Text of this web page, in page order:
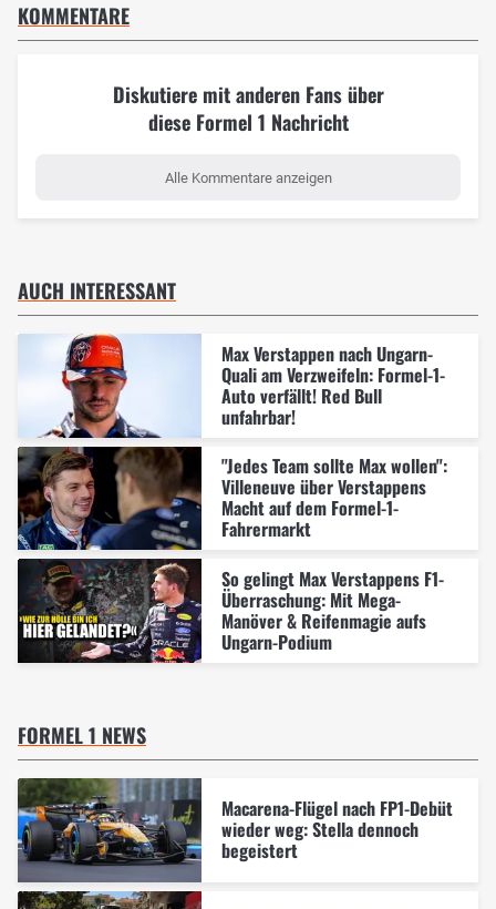
KOMMENTARE
Diskutiere mit anderen Fans über
diese Formel 1 Nachricht
Alle Kommentare anzeigen
AUCH INTERESSANT
Max Verstappen nach Ungarn-
Quali am Verzweifeln: Formel-1-
Auto verfällt! Red Bull
unfahrbar!
"Jedes Team sollte Max wollen":
Villeneuve über Verstappens
Macht auf dem Formel-1-
Fahrermarkt
So gelingt Max Verstappens F1-
Überraschung: Mit Mega-
Manöver & Reifenmagie aufs
Ungarn-Podium
FORMEL 1 NEWS
Macarena-Flügel nach FP1-Debüt
wieder weg: Stella dennoch
begeistert